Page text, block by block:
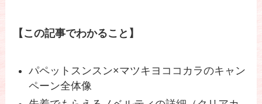
【この記事でわかること】
パペットスンスン×マツキヨココカラのキャン
ペーン全体像